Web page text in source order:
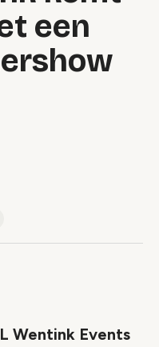
een
Wentink Events